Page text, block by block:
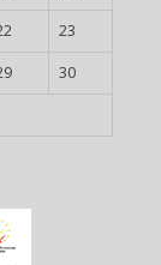
23
30